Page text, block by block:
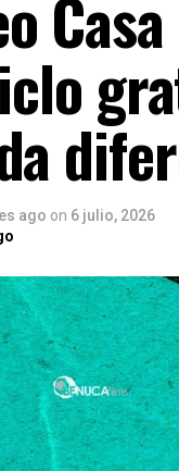
ago on 6 julio, 2026